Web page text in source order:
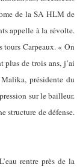
de la SA HLM de
appelle à la révolte.
Carpeaux. « On
plus de trois ans, j’ai
présidente du
sur le bailleur.
structure de défense.
rentre près de la